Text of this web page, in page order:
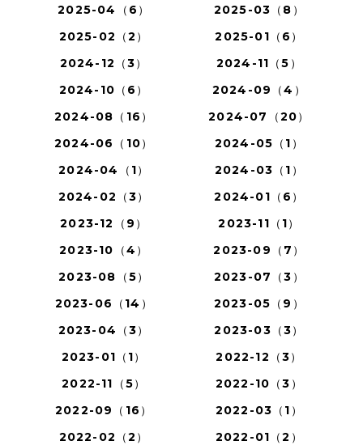
2025-04（6）
2025-03（8）
2025-02（2）
2025-01（6）
2024-12（3）
2024-11（5）
2024-10（6）
2024-09（4）
2024-08（16）
2024-07（20）
2024-06（10）
2024-05（1）
2024-04（1）
2024-03（1）
2024-02（3）
2024-01（6）
2023-12（9）
2023-11（1）
2023-10（4）
2023-09（7）
2023-08（5）
2023-07（3）
2023-06（14）
2023-05（9）
2023-04（3）
2023-03（3）
2023-01（1）
2022-12（3）
2022-11（5）
2022-10（3）
2022-09（16）
2022-03（1）
2022-02（2）
2022-01（2）